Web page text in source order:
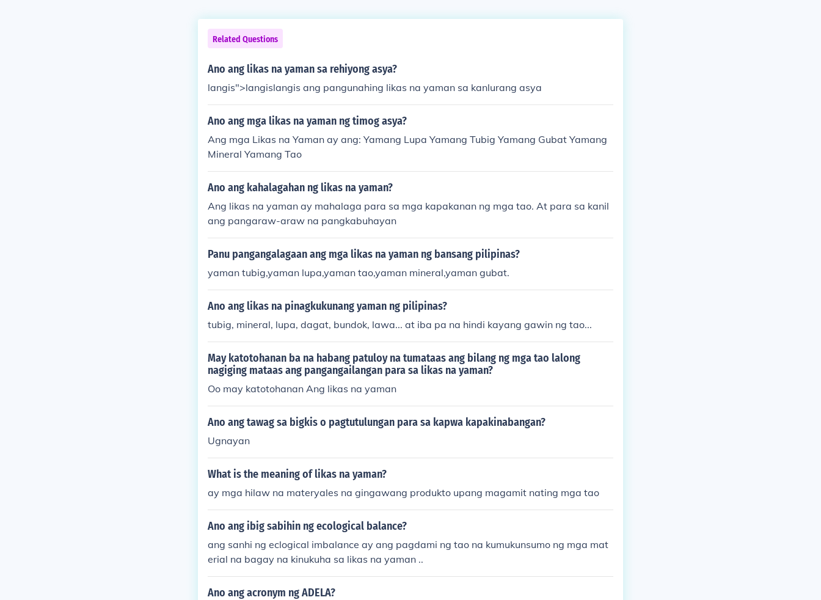
Related Questions
Ano ang likas na yaman sa rehiyong asya?
langis">langislangis ang pangunahing likas na yaman sa kanlurang asya
Ano ang mga likas na yaman ng timog asya?
Ang mga Likas na Yaman ay ang: Yamang Lupa Yamang Tubig Yamang Gubat Yamang
Mineral Yamang Tao
Ano ang kahalagahan ng likas na yaman?
Ang likas na yaman ay mahalaga para sa mga kapakanan ng mga tao. At para sa kanil
ang pangaraw-araw na pangkabuhayan
Panu pangangalagaan ang mga likas na yaman ng bansang pilipinas?
yaman tubig,yaman lupa,yaman tao,yaman mineral,yaman gubat.
Ano ang likas na pinagkukunang yaman ng pilipinas?
tubig, mineral, lupa, dagat, bundok, lawa... at iba pa na hindi kayang gawin ng tao...
May katotohanan ba na habang patuloy na tumataas ang bilang ng mga tao lalong
nagiging mataas ang pangangailangan para sa likas na yaman?
Oo may katotohanan Ang likas na yaman
Ano ang tawag sa bigkis o pagtutulungan para sa kapwa kapakinabangan?
Ugnayan
What is the meaning of likas na yaman?
ay mga hilaw na materyales na gingawang produkto upang magamit nating mga tao
Ano ang ibig sabihin ng ecological balance?
ang sanhi ng eclogical imbalance ay ang pagdami ng tao na kumukunsumo ng mga mat
erial na bagay na kinukuha sa likas na yaman ..
Ano ang acronym ng ADELA?